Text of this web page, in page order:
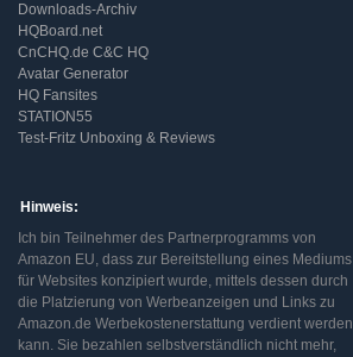
Downloads-Archiv
HQBoard.net
CnCHQ.de C&C HQ
Avatar Generator
HQ Fansites
STATION55
Test-Fritz Unboxing & Reviews
Hinweis:
Ich bin Teilnehmer des Partnerprogramms von
Amazon EU, dass zur Bereitstellung eines Mediums
für Websites konzipiert wurde, mittels dessen durch
die Platzierung von Werbeanzeigen und Links zu
Amazon.de Werbekostenerstattung verdient werden
kann. Sie bezahlen selbstverständlich nicht mehr,